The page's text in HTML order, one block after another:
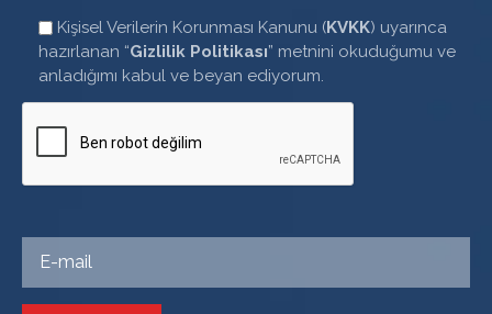
Kişisel Verilerin Korunması Kanunu (KVKK) uyarınca
hazırlanan “Gizlilik Politikası” metnini okuduğumu ve
anladığımı kabul ve beyan ediyorum.